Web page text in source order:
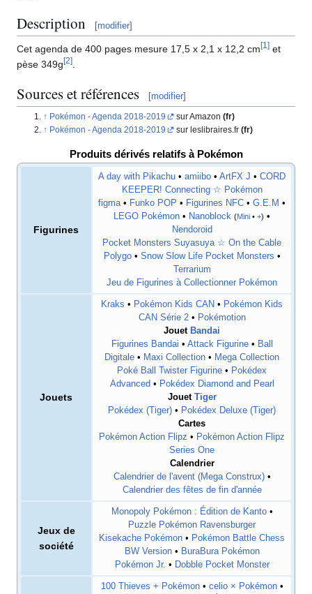
Description [modifier]
Cet agenda de 400 pages mesure 17,5 x 2,1 x 12,2 cm [1 ] et
pèse 349g [2]
Sources et références [modifier]
Pokémon - Agenda 2018-2019 sur Amazon (fr)
Pokémon - Agenda 2018-2019
sur leslibraires.fr (fr)
Produits dérivés relatifs à Pokémon
Figurines
A day with Pikachu • amiibo • ArtFX J • CORD
KEEPER! Connecting ☆ Pokémon
figma• Funko POP • Figurines NFC • G.E.M •
LEGO Pokémon • Nanoblock (Mini • +) •
Nendoroid
Pocket Monsters Suyasuya ☆ On the Cable
Polygo• Snow Slow Life Pocket Monsters •
Terrarium
Jeu de Figurines à Collectionner Pokémon
Jouets
Kraks • Pokémon Kids CAN • Pokémon Kids
CAN Série 2• Pokémotion
Jouet Bandai
Figurines Bandai • Attack Figurine• Ball
Digitale • Maxi Collection • Mega Collection
Poké Ball Twister Figurine • Pokédex
Advanced • Pokédex Diamond and Pearl
Jouet Tiger
Pokédex (Tiger) • Pokédex Deluxe (Tiger)
Cartes
Pokémon Action Flipz • Pokémon Action Flipz
Series One
Calendrier
Calendrier de l'avent (Mega Construx)•
Calendrier des fêtes de fin d'année
Jeux de
société
Monopoly Pokémon : Édition de Kanto•
Puzzle Pokémon Ravensburger
Kisekache Pokémon • Pokémon Battle Chess
BW Version• BuraBura Pokémon
Pokémon Jr. • Dobble Pocket Monster
100 Thieves + Pokémon• celio × Pokémon•